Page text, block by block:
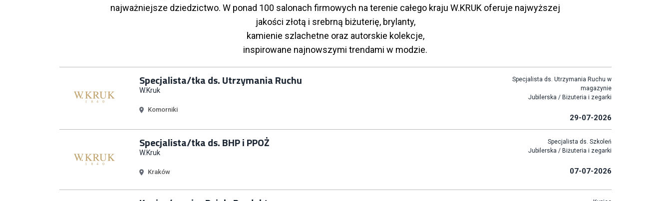
najważniejsze dziedzictwo. W ponad 100 salonach firmowych na terenie całego kraju W.KRUK oferuje najwyższej
jakości złotą i srebrną biżuterię, brylanty,
kamienie szlachetne oraz autorskie kolekcje,
inspirowane najnowszymi trendami w modzie.
Specjalista/tka ds. Utrzymania Ruchu
W.Kruk
Komorniki
Specjalista ds. Utrzymania Ruchu w
magazynie
Jubilerska / Biżuteria i zegarki
29-07-2026
Specjalista/tka ds. BHP i PPOŻ
W.Kruk
Kraków
Specjalista ds. Szkoleń
Jubilerska / Biżuteria i zegarki
07-07-2026